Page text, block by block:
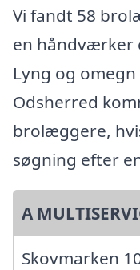
Vi fandt 58
en håndværker
Lyng og
Odsherred
brolæggere,
søgning efter
A
Skovmarken